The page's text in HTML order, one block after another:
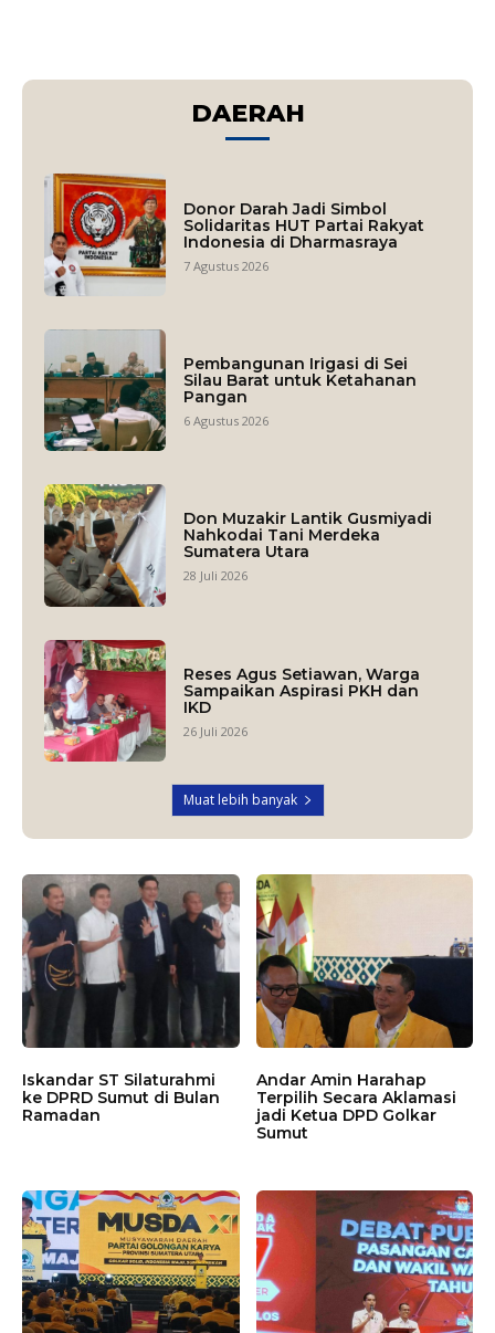
DAERAH
Donor Darah Jadi Simbol
Solidaritas HUT Partai Rakyat
Indonesia di Dharmasraya
7 Agustus 2026
Pembangunan Irigasi di Sei
Silau Barat untuk Ketahanan
Pangan
6 Agustus 2026
Don Muzakir Lantik Gusmiyadi
Nahkodai Tani Merdeka
Sumatera Utara
28 Juli 2026
Reses Agus Setiawan, Warga
Sampaikan Aspirasi PKH dan
IKD
26 Juli 2026
Muat lebih banyak
Iskandar ST Silaturahmi
ke DPRD Sumut di Bulan
Ramadan
Andar Amin Harahap
Terpilih Secara Aklamasi
jadi Ketua DPD Golkar
Sumut